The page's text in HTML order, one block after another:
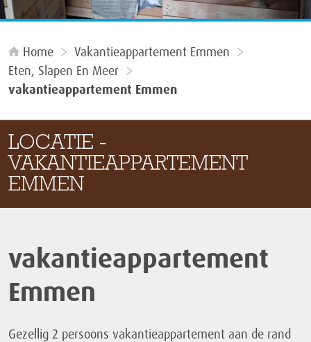
Home
Vakantieappartement Emmen
Eten, Slapen En Meer
vakantieappartement Emmen
LOCATIE -
VAKANTIEAPPARTEMENT
EMMEN
vakantieappartement
Emmen
Gezellig 2 persoons vakantieappartement aan de rand